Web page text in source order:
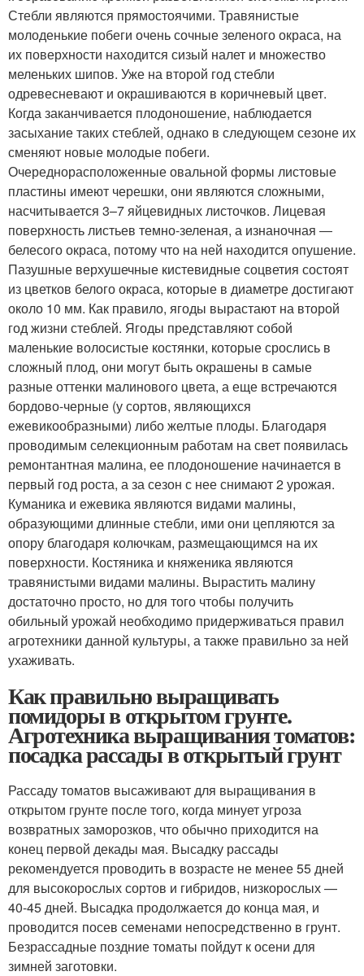
Стебли являются прямостоячими. Травянистые
молоденькие побеги очень сочные зеленого окраса, на
их поверхности находится сизый налет и множество
меленьких шипов. Уже на второй год стебли
одревесневают и окрашиваются в коричневый цвет.
Когда заканчивается плодоношение, наблюдается
засыхание таких стеблей, однако в следующем сезоне их
сменяют новые молодые побеги.
Очереднорасположенные овальной формы листовые
пластины имеют черешки, они являются сложными,
насчитывается 3–7 яйцевидных листочков. Лицевая
поверхность листьев темно-зеленая, а изнаночная ―
белесого окраса, потому что на ней находится опушение.
Пазушные верхушечные кистевидные соцветия состоят
из цветков белого окраса, которые в диаметре достигают
около 10 мм. Как правило, ягоды вырастают на второй
год жизни стеблей. Ягоды представляют собой
маленькие волосистые костянки, которые срослись в
сложный плод, они могут быть окрашены в самые
разные оттенки малинового цвета, а еще встречаются
бордово-черные (у сортов, являющихся
ежевикообразными) либо желтые плоды. Благодаря
проводимым селекционным работам на свет появилась
ремонтантная малина, ее плодоношение начинается в
первый год роста, а за сезон с нее снимают 2 урожая.
Куманика и ежевика являются видами малины,
образующими длинные стебли, ими они цепляются за
опору благодаря колючкам, размещающимся на их
поверхности. Костяника и княженика являются
травянистыми видами малины. Вырастить малину
достаточно просто, но для того чтобы получить
обильный урожай необходимо придерживаться правил
агротехники данной культуры, а также правильно за ней
ухаживать.
Как правильно выращивать
помидоры в открытом грунте.
Агротехника выращивания томатов:
посадка рассады в открытый грунт
Рассаду томатов высаживают для выращивания в
открытом грунте после того, когда минует угроза
возвратных заморозков, что обычно приходится на
конец первой декады мая. Высадку рассады
рекомендуется проводить в возрасте не менее 55 дней
для высокорослых сортов и гибридов, низкорослых —
40-45 дней. Высадка продолжается до конца мая, и
проводится посев семенами непосредственно в грунт.
Безрассадные поздние томаты пойдут к осени для
зимней заготовки.